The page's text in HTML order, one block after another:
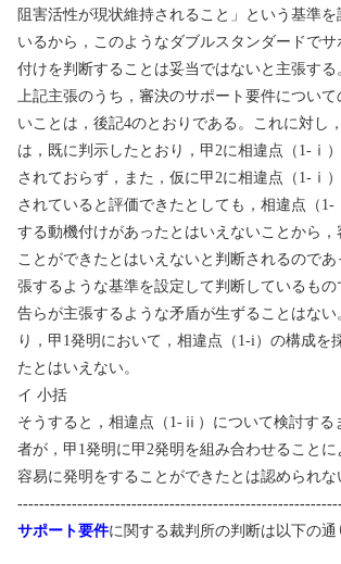
阻害活性が現状維持されること」という基準
いるから，このようなダブルスタンダードで
付けを判断することは妥当ではないと主張する
上記主張のうち，審決のサポート要件について
いことは，後記4のとおりである。これに対し
は，既に判示したとおり，甲2に相違点（ 1- ⅰ
されておらず，また，仮に甲2に相違点（ 1- ⅰ
されていると評価できたとしても，相違点（ 1-
する動機付けがあったとはいえないことから，
ことができたとはいえないと判断されるので
張するような基準を設定して判断しているも
告らが主張するような矛盾が生ずることはない
り，甲 1発明において，相違点（ 1-i）の構成を
たとはいえない。
イ 小括
そうすると，相違点（ 1- ⅱ ）について検討する
者が，甲 1発明に甲2発明を組み合わせることに
容易に発明をすることができたとは認められな
サポート要件に関する裁判所の判断は以下の通